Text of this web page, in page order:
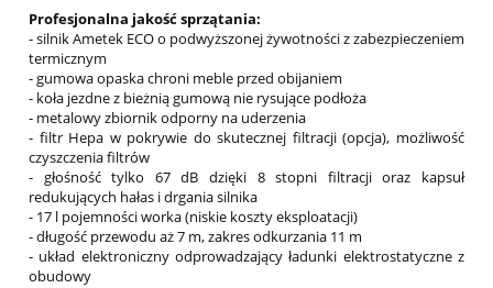
Profesjonalna jakość sprzątania:
- silnik Ametek ECO o podwyższonej żywotności z zabezpieczeniem
termicznym
- gumowa opaska chroni meble przed obijaniem
- koła jezdne z bieżnią gumową nie rysujące podłoża
- metalowy zbiornik odporny na uderzenia
- filtr Hepa w pokrywie do skutecznej filtracji (opcja), możliwość
czyszczenia filtrów
- głośność tylko 67 dB dzięki 8 stopni filtracji oraz kapsuł
redukujących hałas i drgania silnika
- 17 l pojemności worka (niskie koszty eksploatacji)
- długość przewodu aż 7 m, zakres odkurzania 11 m
- układ elektroniczny odprowadzający ładunki elektrostatyczne z
obudowy